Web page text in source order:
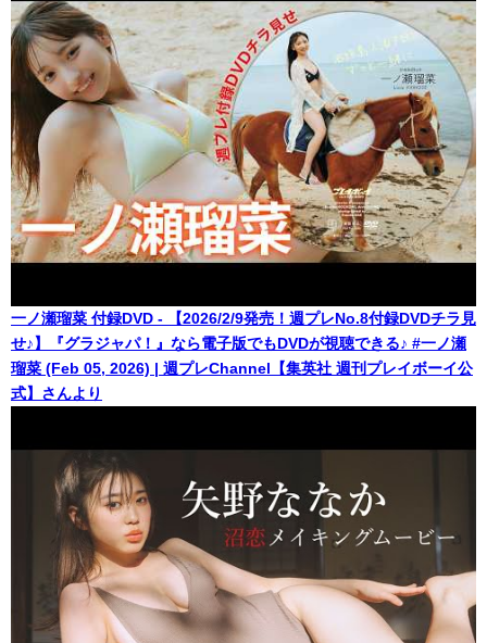
一ノ瀬瑠菜 付録DVD - 【2026/2/9発売！週プレNo.8付録DVDチラ見
せ♪】『グラジャパ！』なら電子版でもDVDが視聴できる♪ #一ノ瀬
瑠菜 (Feb 05, 2026) | 週プレChannel【集英社 週刊プレイボーイ公
式】さんより